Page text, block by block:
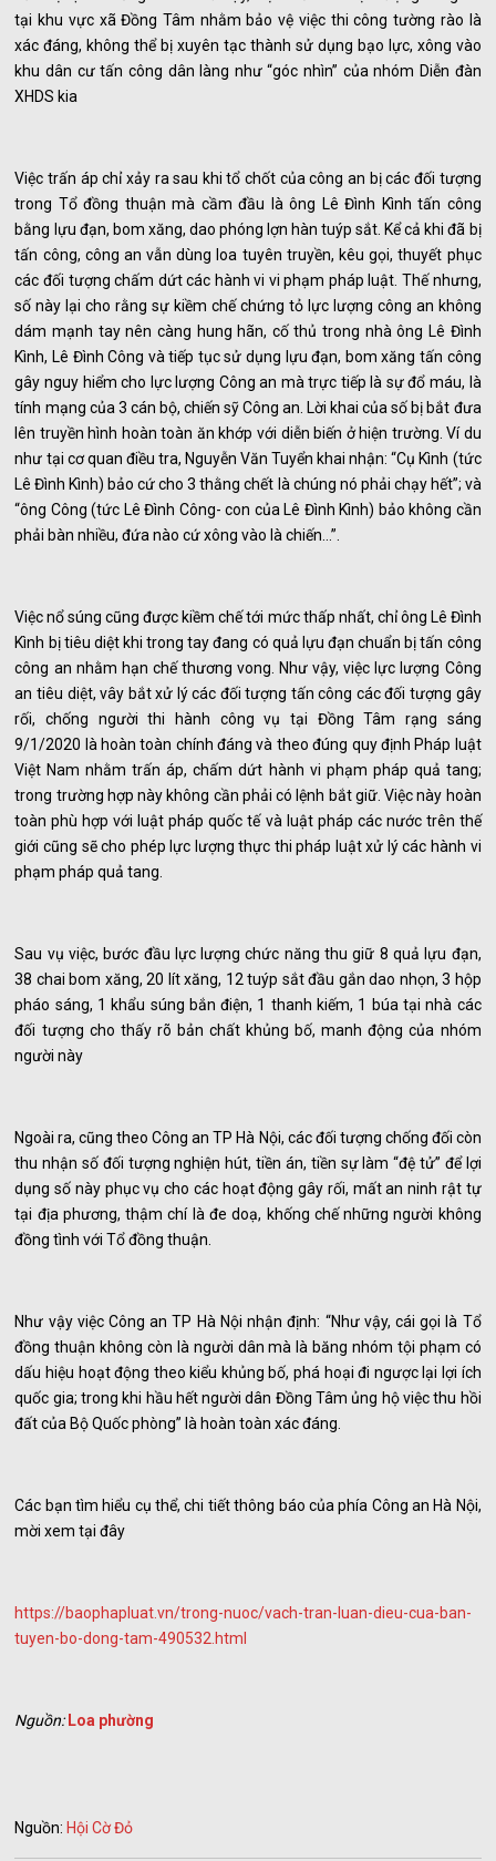
tại khu vực xã Đồng Tâm nhằm bảo vệ việc thi công tường rào là
xác đáng, không thể bị xuyên tạc thành sử dụng bạo lực, xông vào
khu dân cư tấn công dân làng như “góc nhìn” của nhóm Diễn đàn
XHDS kia
Việc trấn áp chỉ xảy ra sau khi tổ chốt của công an bị các đối tượng
trong Tổ đồng thuận mà cầm đầu là ông Lê Đình Kình tấn công
bằng lựu đạn, bom xăng, dao phóng lợn hàn tuýp sắt. Kể cả khi đã bị
tấn công, công an vẫn dùng loa tuyên truyền, kêu gọi, thuyết phục
các đối tượng chấm dứt các hành vi vi phạm pháp luật. Thế nhưng,
số này lại cho rằng sự kiềm chế chứng tỏ lực lượng công an không
dám mạnh tay nên càng hung hãn, cố thủ trong nhà ông Lê Đình
Kình, Lê Đình Công và tiếp tục sử dụng lựu đạn, bom xăng tấn công
gây nguy hiểm cho lực lượng Công an mà trực tiếp là sự đổ máu, là
tính mạng của 3 cán bộ, chiến sỹ Công an. Lời khai của số bị bắt đưa
lên truyền hình hoàn toàn ăn khớp với diễn biến ở hiện trường. Ví du
như tại cơ quan điều tra, Nguyễn Văn Tuyển khai nhận: “Cụ Kình (tức
Lê Đình Kình) bảo cứ cho 3 thằng chết là chúng nó phải chạy hết”; và
“ông Công (tức Lê Đình Công- con của Lê Đình Kình) bảo không cần
phải bàn nhiều, đứa nào cứ xông vào là chiến…”.
Việc nổ súng cũng được kiềm chế tới mức thấp nhất, chỉ ông Lê Đình
Kình bị tiêu diệt khi trong tay đang có quả lựu đạn chuẩn bị tấn công
công an nhằm hạn chế thương vong. Như vậy, việc lực lượng Công
an tiêu diệt, vây bắt xử lý các đối tượng tấn công các đối tượng gây
rối, chống người thi hành công vụ tại Đồng Tâm rạng sáng
9/1/2020 là hoàn toàn chính đáng và theo đúng quy định Pháp luật
Việt Nam nhằm trấn áp, chấm dứt hành vi phạm pháp quả tang;
trong trường hợp này không cần phải có lệnh bắt giữ. Việc này hoàn
toàn phù hợp với luật pháp quốc tế và luật pháp các nước trên thế
giới cũng sẽ cho phép lực lượng thực thi pháp luật xử lý các hành vi
phạm pháp quả tang.
Sau vụ việc, bước đầu lực lượng chức năng thu giữ 8 quả lựu đạn,
38 chai bom xăng, 20 lít xăng, 12 tuýp sắt đầu gắn dao nhọn, 3 hộp
pháo sáng, 1 khẩu súng bắn điện, 1 thanh kiếm, 1 búa tại nhà các
đối tượng cho thấy rõ bản chất khủng bố, manh động của nhóm
người này
Ngoài ra, cũng theo Công an TP Hà Nội, các đối tượng chống đối còn
thu nhận số đối tượng nghiện hút, tiền án, tiền sự làm “đệ tử” để lợi
dụng số này phục vụ cho các hoạt động gây rối, mất an ninh rật tự
tại địa phương, thậm chí là đe doạ, khống chế những người không
đồng tình với Tổ đồng thuận.
Như vậy việc Công an TP Hà Nội nhận định: “Như vậy, cái gọi là Tổ
đồng thuận không còn là người dân mà là băng nhóm tội phạm có
dấu hiệu hoạt động theo kiểu khủng bố, phá hoại đi ngược lại lợi ích
quốc gia; trong khi hầu hết người dân Đồng Tâm ủng hộ việc thu hồi
đất của Bộ Quốc phòng” là hoàn toàn xác đáng.
Các bạn tìm hiểu cụ thể, chi tiết thông báo của phía Công an Hà Nội,
mời xem tại đây
https://baophapluat.vn/trong-nuoc/vach-tran-luan-dieu-cua-ban-
tuyen-bo-dong-tam-490532.html
Nguồn: Loa phường
Nguồn: Hội Cờ Đỏ